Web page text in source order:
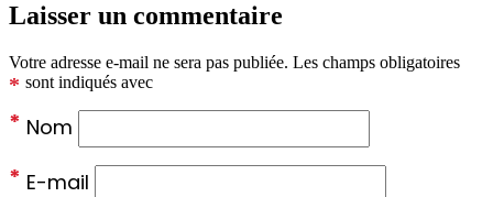
Laisser un commentaire
Votre adresse e-mail ne sera pas publiée. Les champs obligatoires
sont indiqués avec
*
Nom
*
E-mail
*